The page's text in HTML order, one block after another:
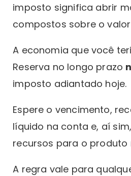
imposto significa abrir
compostos sobre o
A economia que você
Reserva no longo prazo
imposto adiantado hoje.
Espere o vencimento,
líquido na conta e, aí
recursos para o produto
A regra vale para